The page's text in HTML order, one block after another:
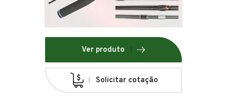
Ver produto
Solicitar cotação